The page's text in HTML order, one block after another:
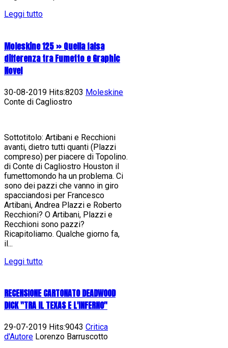
Leggi tutto
Moleskine 125 » Quella falsa
differenza tra Fumetto e Graphic
Novel
30-08-2019 Hits:8203 Moleskine
Conte di Cagliostro
Sottotitolo: Artibani e Recchioni
avanti, dietro tutti quanti (Plazzi
compreso) per piacere di Topolino.
di Conte di Cagliostro Houston il
fumettomondo ha un problema. Ci
sono dei pazzi che vanno in giro
spacciandosi per Francesco
Artibani, Andrea Plazzi e Roberto
Recchioni? O Artibani, Plazzi e
Recchioni sono pazzi?
Ricapitoliamo. Qualche giorno fa,
il...
Leggi tutto
RECENSIONE CARTONATO DEADWOOD
DICK "TRA IL TEXAS E L'INFERNO"
29-07-2019 Hits:9043 Critica
d'Autore Lorenzo Barruscotto